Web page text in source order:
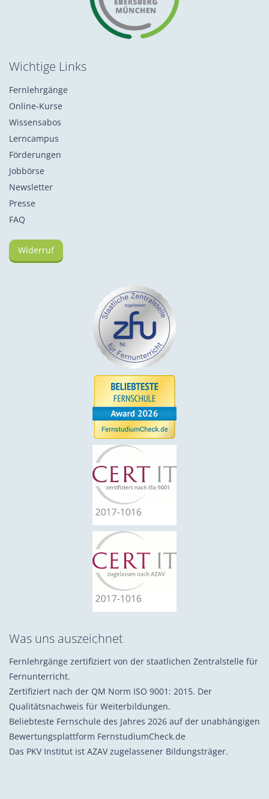
Wichtige Links
Fernlehrgänge
Online-Kurse
Wissensabos
Lerncampus
Förderungen
Jobbörse
Newsletter
Presse
FAQ
Widerruf
Was uns auszeichnet
Fernlehrgänge zertifiziert von der staatlichen Zentralstelle für
Fernunterricht.
Zertifiziert nach der QM Norm ISO 9001: 2015. Der
Qualitätsnachweis für Weiterbildungen.
Beliebteste Fernschule des Jahres 2026 auf der unabhängigen
Bewertungsplattform FernstudiumCheck.de
Das PKV Institut ist AZAV zugelassener Bildungsträger.